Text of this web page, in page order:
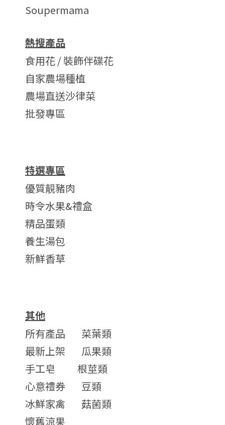
Soupermama
熱搜產品
食用花 / 裝飾伴碟花
自家農場種植
農場直送沙律菜
批發專區
特選專區
優質靚豬肉
時令水果&禮盒
精品蛋類
養生湯包
新鮮香草
其他
所有產品
菜葉類
最新上架
瓜果類
手工皂
根莖類
心意禮券
豆類
冰鮮家禽
菇菌類
懷舊涼果